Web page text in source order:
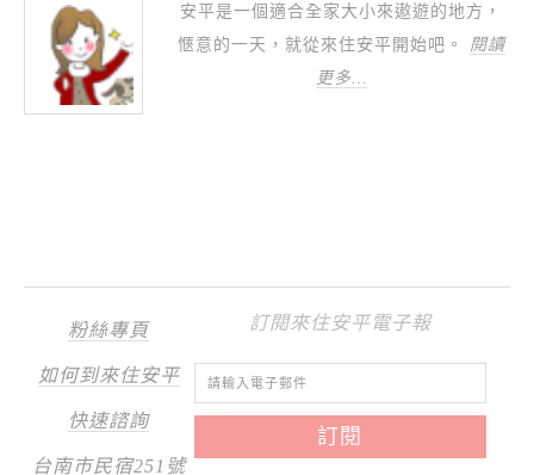
安平是一個適合全家大小來遨遊的地方，
愜意的一天，就從來住安平開始吧。 閱讀
更多…
粉絲專頁
如何到來住安平
快速諮詢
台南市民宿251號
訂閱來住安平電子報